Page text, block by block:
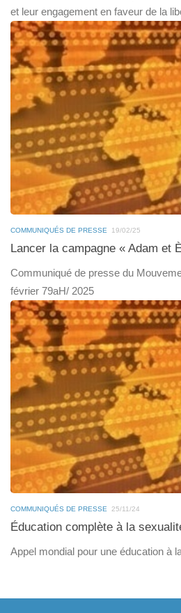
et leur engagement en faveur de la
COMMUNIQUÉS DE PRESSE 19/02/25
Lancer la campagne « Adam et
Communiqué de presse du
février 79aH/ 2025
COMMUNIQUÉS DE PRESSE 25/11/24
Éducation complète à la
Appel mondial pour une éducation à